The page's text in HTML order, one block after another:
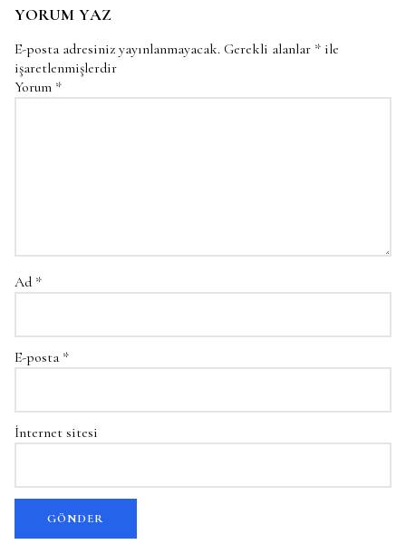
YORUM YAZ
E-posta adresiniz yayınlanmayacak. Gerekli alanlar * ile
işaretlenmişlerdir
Yorum *
Ad *
E-posta *
İnternet sitesi